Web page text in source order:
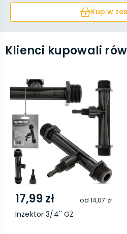
Kup w
Klienci kupowali
17,99 zł od 14,07 zł
Inżektor 3/4'' GZ